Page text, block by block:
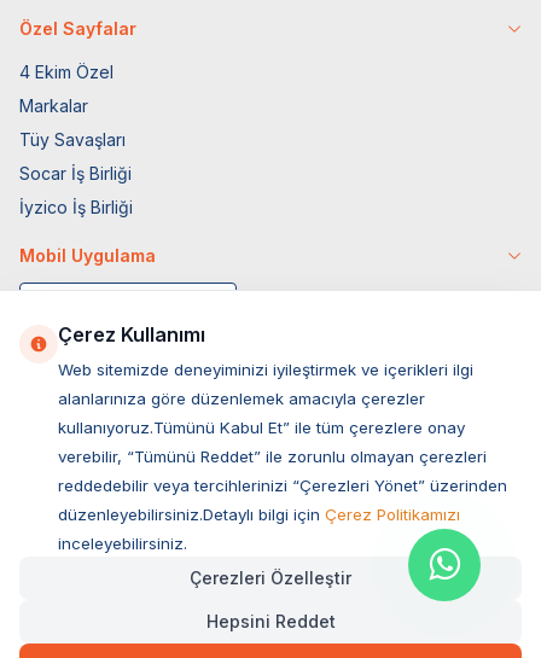
2.025,00TL Hızlı Teslimat Kargo Bedava
Özel Sayfalar
4 Ekim Özel
Markalar
Tüy Savaşları
Socar İş Birliği
İyzico İş Birliği
Mobil Uygulama
Müşteri Hizmetleri
Sıkça Sorulan Sorular
Ovacık Mah. Hacıoğlu Sok. No:13 Başiskele / KOCAELİ
Çerez Kullanımı
Web sitemizde deneyiminizi iyileştirmek ve içerikleri ilgi
alanlarınıza göre düzenlemek amacıyla çerezler
kullanıyoruz.Tümünü Kabul Et” ile tüm çerezlere onay
verebilir, “Tümünü Reddet” ile zorunlu olmayan çerezleri
reddedebilir veya tercihlerinizi “Çerezleri Yönet” üzerinden
düzenleyebilirsiniz.Detaylı bilgi için Çerez Politikamızı
inceleyebilirsiniz.
Çerezleri Özelleştir
Hepsini Reddet